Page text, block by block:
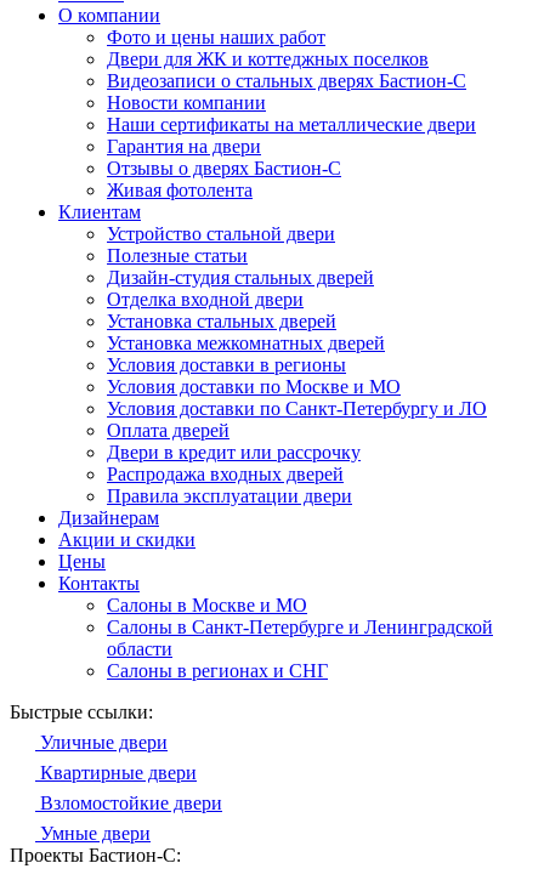
О компании
Фото и цены наших работ
Двери для ЖК и коттеджных поселков
Видеозаписи о стальных дверях Бастион-С
Новости компании
Наши сертификаты на металлические двери
Гарантия на двери
Отзывы о дверях Бастион-С
Живая фотолента
Клиентам
Устройство стальной двери
Полезные статьи
Дизайн-студия стальных дверей
Отделка входной двери
Установка стальных дверей
Установка межкомнатных дверей
Условия доставки в регионы
Условия доставки по Москве и МО
Условия доставки по Санкт-Петербургу и ЛО
Оплата дверей
Двери в кредит или рассрочку
Распродажа входных дверей
Правила эксплуатации двери
Дизайнерам
Акции и скидки
Цены
Контакты
Салоны в Москве и МО
Салоны в Санкт-Петербурге и Ленинградской
области
Салоны в регионах и СНГ
Быстрые ссылки:
Уличные двери
Квартирные двери
Взломостойкие двери
Умные двери
Проекты Бастион-С: